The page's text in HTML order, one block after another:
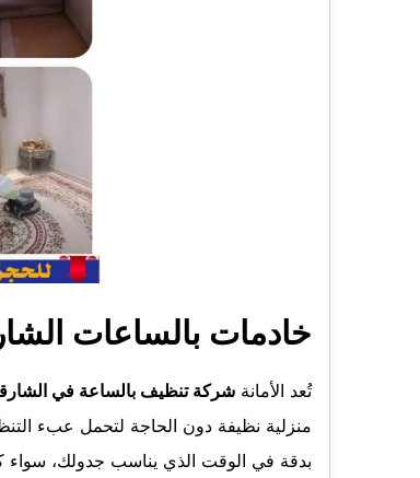
خادمات بالساعات
تُعد الأمانة شركة تنظيف بالساعة في
منزلية نظيفة دون الحاجة لتحمل عبء
بدقة في الوقت الذي يناسب جدولك، سواء